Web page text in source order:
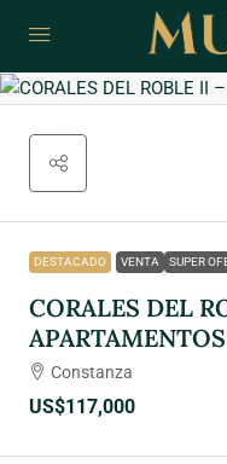
DESTACADO VENTA SUPER
CORALES DEL
Constanza
US$117,000